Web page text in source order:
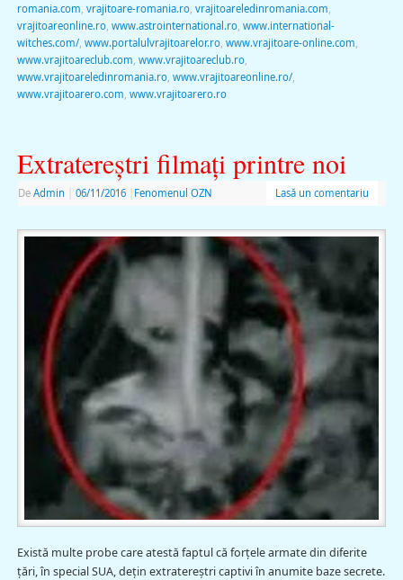
romania.com, vrajitoare-romania.ro, vrajitoareledinromania.com,
vrajitoareonline.ro, www.astrointernational.ro, www.international-
witches.com/, www.portalulvrajitoarelor.ro, www.vrajitoare-online.com,
www.vrajitoareclub.com, www.vrajitoareclub.ro,
www.vrajitoareledinromania.ro, www.vrajitoareonline.ro/,
www.vrajitoarero.com, www.vrajitoarero.ro
Extratereştri filmaţi printre noi
De Admin 06/11/2016 Fenomenul OZN Lasă un comentariu
Există multe probe care atestă faptul că forţele armate din diferite
ţări, în special SUA, deţin extratereştri captivi în anumite baze secrete.